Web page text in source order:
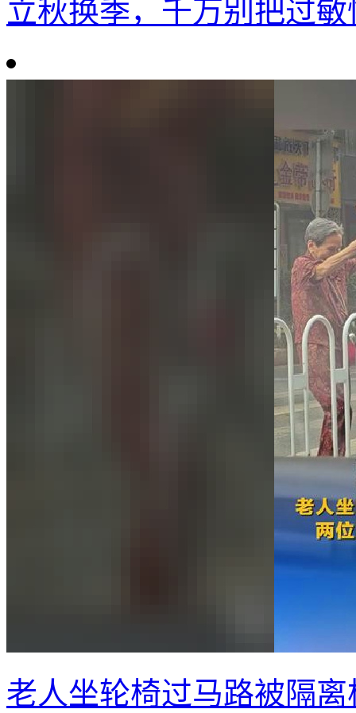
立秋换季，千万别把过
老人坐轮椅过马路被隔